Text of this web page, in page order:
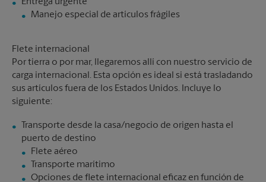
Manejo especial de artículos frágiles
Flete internacional
Por tierra o por mar, llegaremos allí con nuestro servicio de
carga internacional. Esta opción es ideal si está trasladando
sus artículos fuera de los Estados Unidos. Incluye lo
siguiente:
Transporte desde la casa/negocio de origen hasta el
Flete aéreo
Transporte marítimo
Opciones de flete internacional eficaz en función de